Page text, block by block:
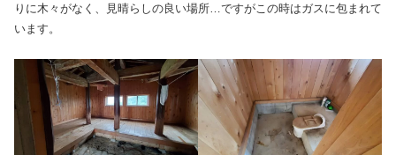
りに木々がなく、見晴らしの良い場所…ですがこの時はガスに包まれて
います。